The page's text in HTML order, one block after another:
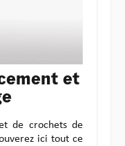
et
de crochets de
ici tout ce